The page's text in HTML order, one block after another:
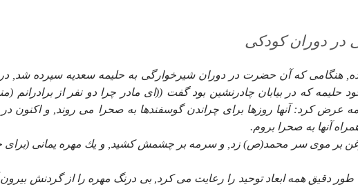
در دوران كودكى
هنگامى كه آن حضرت در دوران شيرخوارگى به حليمه سعديه سپرده شد,
كه در بيابان چادرنشين بود گفت ((اى مادر چرا دو نفر از برادرانم
عرض كرد: آنها روزها براى چراندن گوسفندها به صحرا مى روند, و اكنون در
آنها به صحرا بروم.
بر موى سر محمد(ص) زد, و سرمه بر چشمش كشيد, و يك مهره يمانى (براى
دقيق همه ابعاد توحيد را رعايت مى كرد, بى درنگ مهره را از گردنش بيرون